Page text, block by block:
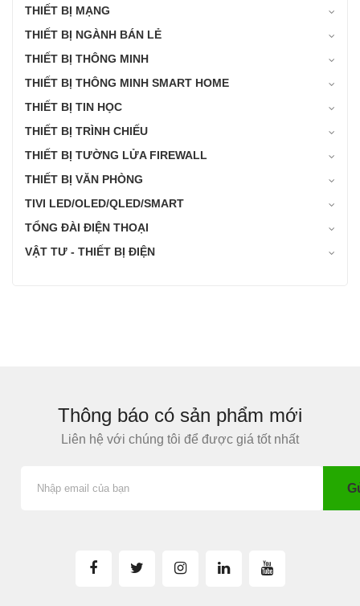
THIẾT BỊ MẠNG
THIẾT BỊ NGÀNH BÁN LẺ
THIẾT BỊ THÔNG MINH
THIẾT BỊ THÔNG MINH SMART HOME
THIẾT BỊ TIN HỌC
THIẾT BỊ TRÌNH CHIẾU
THIẾT BỊ TƯỜNG LỬA FIREWALL
THIẾT BỊ VĂN PHÒNG
TIVI LED/OLED/QLED/SMART
TỔNG ĐÀI ĐIỆN THOẠI
VẬT TƯ - THIẾT BỊ ĐIỆN
Thông báo có sản phẩm mới
Liên hệ với chúng tôi để được giá tốt nhất